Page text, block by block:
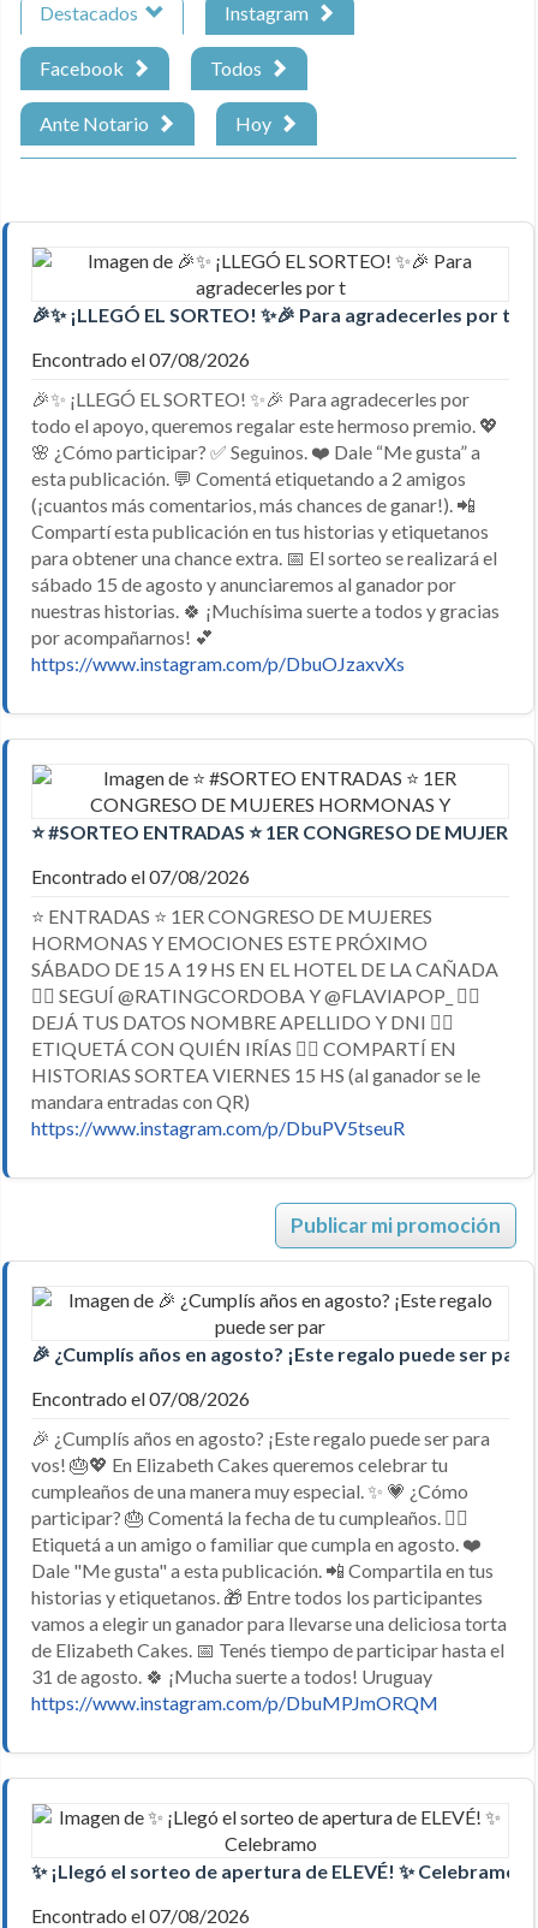
Destacados Instagram
Facebook Todos
Ante Notario Hoy
🎉✨ ¡LLEGÓ EL SORTEO! ✨🎉 Para agradecerles por t
Encontrado el 07/08/2026
🎉✨ ¡LLEGÓ EL SORTEO! ✨🎉 Para agradecerles por
todo el apoyo, queremos regalar este hermoso premio. 💖
🌸 ¿Cómo participar? ✅ Seguinos. ❤️ Dale “Me gusta” a
esta publicación. 💬 Comentá etiquetando a 2 amigos
(¡cuantos más comentarios, más chances de ganar!). 📲
Compartí esta publicación en tus historias y etiquetanos
para obtener una chance extra. 📅 El sorteo se realizará el
sábado 15 de agosto y anunciaremos al ganador por
nuestras historias. 🍀 ¡Muchísima suerte a todos y gracias
por acompañarnos! 💕
https://www.instagram.com/p/DbuOJzaxvXs
⭐ #SORTEO ENTRADAS ⭐ 1ER CONGRESO DE
Encontrado el 07/08/2026
⭐ ENTRADAS ⭐ 1ER CONGRESO DE MUJERES
HORMONAS Y EMOCIONES ESTE PRÓXIMO
SÁBADO DE 15 A 19 HS EN EL HOTEL DE LA CAÑADA
👉🏼 SEGUÍ @RATINGCORDOBA Y @FLAVIAPOP_ 👉🏼
DEJÁ TUS DATOS NOMBRE APELLIDO Y DNI 👉🏼
ETIQUETÁ CON QUIÉN IRÍAS 👉🏼 COMPARTÍ EN
HISTORIAS SORTEA VIERNES 15 HS (al ganador se le
mandara entradas con QR)
https://www.instagram.com/p/DbuPV5tseuR
Publicar mi promoción
🎉 ¿Cumplís años en agosto? ¡Este regalo puede ser par
Encontrado el 07/08/2026
🎉 ¿Cumplís años en agosto? ¡Este regalo puede ser para
vos! 🎂💖 En Elizabeth Cakes queremos celebrar tu
cumpleaños de una manera muy especial. ✨ 💗 ¿Cómo
participar? 🎂 Comentá la fecha de tu cumpleaños. 👯‍♀️
Etiquetá a un amigo o familiar que cumpla en agosto. ❤️
Dale "Me gusta" a esta publicación. 📲 Compartila en tus
historias y etiquetanos. 🎁 Entre todos los participantes
vamos a elegir un ganador para llevarse una deliciosa torta
de Elizabeth Cakes. 📅 Tenés tiempo de participar hasta el
31 de agosto. 🍀 ¡Mucha suerte a todos! Uruguay
https://www.instagram.com/p/DbuMPJmORQM
✨ ¡Llegó el sorteo de apertura de ELEVÉ! ✨ Celebramo
Encontrado el 07/08/2026